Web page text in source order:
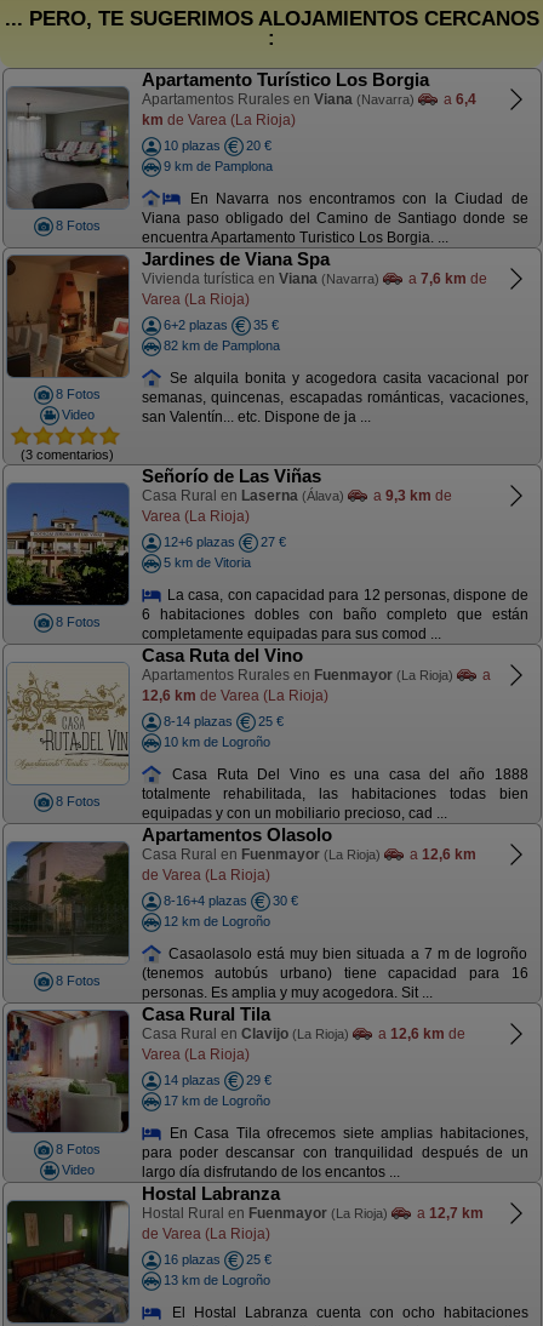
... PERO, TE SUGERIMOS ALOJAMIENTOS CERCANOS
:
8 Fotos
Apartamento Turístico Los Borgia
Apartamentos Rurales en Viana (Navarra) a 6,4
km de Varea (La Rioja)
10 plazas
20 €
9 km de Pamplona
En Navarra nos encontramos con la Ciudad de
Viana paso obligado del Camino de Santiago donde se
encuentra Apartamento Turistico Los Borgia. ...
8 Fotos
Video
(3 comentarios)
Jardines de Viana Spa
Vivienda turística en Viana (Navarra) a 7,6 km de
Varea (La Rioja)
6+2 plazas
35 €
82 km de Pamplona
Se alquila bonita y acogedora casita vacacional por
semanas, quincenas, escapadas románticas, vacaciones,
san Valentín... etc. Dispone de ja ...
8 Fotos
Señorío de Las Viñas
Casa Rural en Laserna (Álava) a 9,3 km de
Varea (La Rioja)
12+6 plazas
27 €
5 km de Vitoria
La casa, con capacidad para 12 personas, dispone de
6 habitaciones dobles con baño completo que están
completamente equipadas para sus comod ...
8 Fotos
Casa Ruta del Vino
Apartamentos Rurales en Fuenmayor (La Rioja)
a
12,6 km de Varea (La Rioja)
8-14 plazas
25 €
10 km de Logroño
Casa Ruta Del Vino es una casa del año 1888
totalmente rehabilitada, las habitaciones todas bien
equipadas y con un mobiliario precioso, cad ...
8 Fotos
Apartamentos Olasolo
Casa Rural en Fuenmayor (La Rioja) a 12,6 km
de Varea (La Rioja)
8-16+4 plazas
30 €
12 km de Logroño
Casaolasolo está muy bien situada a 7 m de logroño
(tenemos autobús urbano) tiene capacidad para 16
personas. Es amplia y muy acogedora. Sit ...
8 Fotos
Video
Casa Rural Tila
Casa Rural en Clavijo (La Rioja) a 12,6 km de
Varea (La Rioja)
14 plazas
29 €
17 km de Logroño
En Casa Tila ofrecemos siete amplias habitaciones,
para poder descansar con tranquilidad después de un
largo día disfrutando de los encantos ...
Hostal Labranza
Hostal Rural en Fuenmayor (La Rioja) a 12,7 km
de Varea (La Rioja)
16 plazas
25 €
13 km de Logroño
El Hostal Labranza cuenta con ocho habitaciones